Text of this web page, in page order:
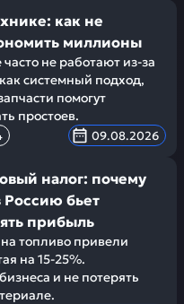
как не
миллионы
не работают из-за
системный подход,
помогут
простоев.
09.08.2026
налог: почему
Россию бьет
прибыль
топливо привели
на 15-25%.
и не потерять